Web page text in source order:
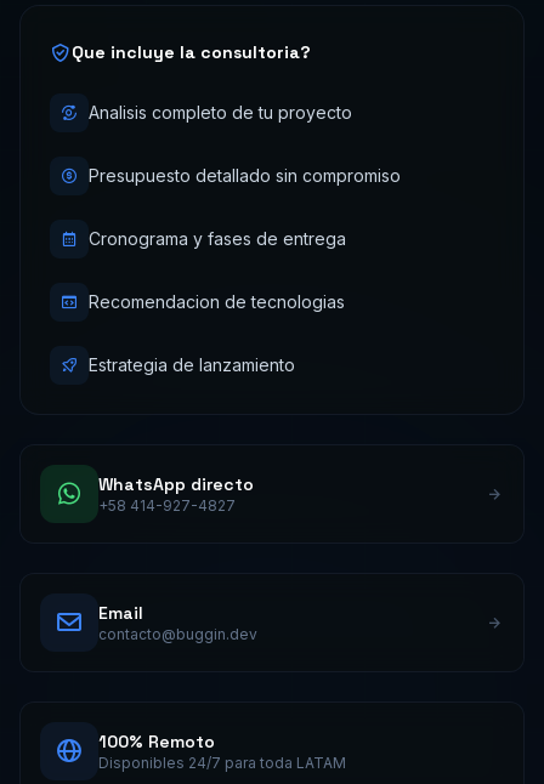
Que incluye la consultoria?
Analisis completo de tu proyecto
Presupuesto detallado sin compromiso
Cronograma y fases de entrega
Recomendacion de tecnologias
Estrategia de lanzamiento
WhatsApp directo
+58 414-927-4827
Email
contacto@buggin.dev
100% Remoto
Disponibles 24/7 para toda LATAM